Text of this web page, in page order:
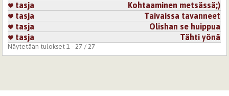
21.3.2018 3:48
Kiitos:)
Kirjaudutairekisteröidykommentoidaksesi
tasja
Kohtaaminen metsässä;)
tasja
Taivaissa tavanneet
tasja
Olishan se huippua
tasja
Tähti yönä
Näytetään tulokset 1 - 27 / 27